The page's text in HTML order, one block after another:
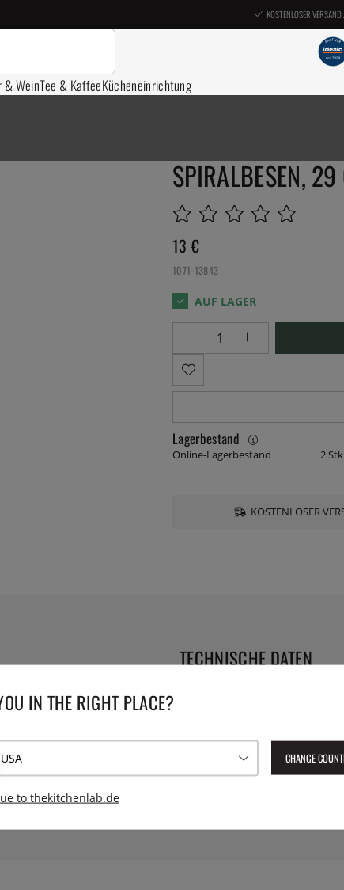
KOSTENLOSER
& WeinTee & KaffeeKücheneinrichtung
SPIRALBESEN,
13 €
1071-13843
Lagerbestand
Online-Lagerbestand 2
KOSTENLOSER
In vielen Situationen ist
weil er besser
am Anfang einer
in SvD 13/12 2020
TECHNISCHE DATEN
IN THE RIGHT PLACE?
USA CHANGE
to thekitchenlab.de